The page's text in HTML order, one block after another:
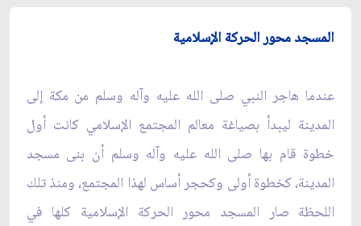
المسجد محورالحركةالإسلامية
عندما هاجر النبي صلى الله عليه وآله وسلم من مكة إلى
المدينة ليبدأ بصياغة معالم المجتمع الإسلامي كانت أول
خطوة قام بها صلى الله عليه وآله وسلم أن بنى مسجد
المدينة، كخطوة أولى وكحجر أساس لهذا المجتمع، ومنذ تلك
اللحظة صار المسجد محور الحركة الإسلامية كلها في